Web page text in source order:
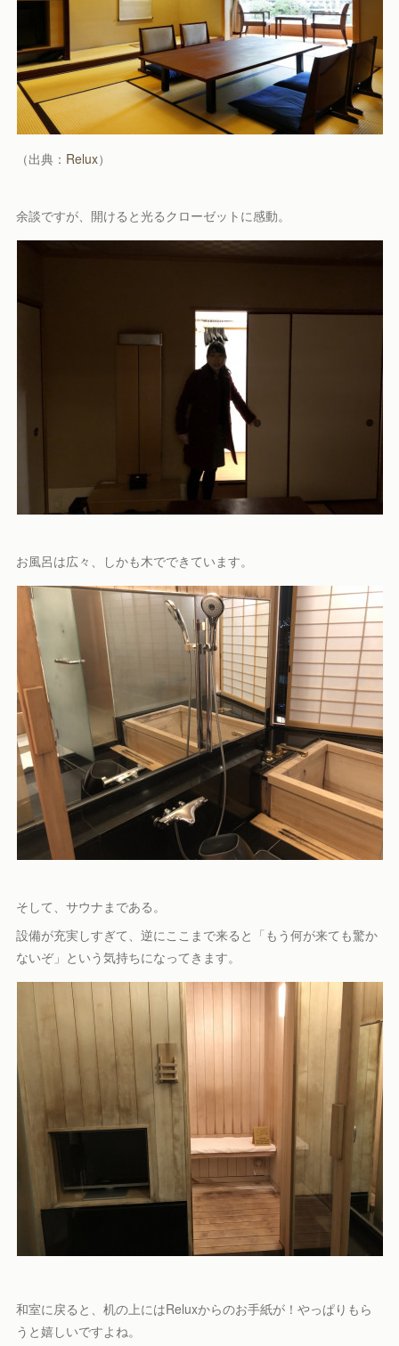
（出典： Relux）
余談ですが、開けると光るクローゼットに感動。
お風呂は広々、しかも木でできています。
そして、サウナまである。
設備が充実しすぎて、逆にここまで来ると「もう何が来ても驚か
ないぞ」という気持ちになってきます。
和室に戻ると、机の上にはReluxからのお手紙が！やっぱりもら
うと嬉しいですよね。